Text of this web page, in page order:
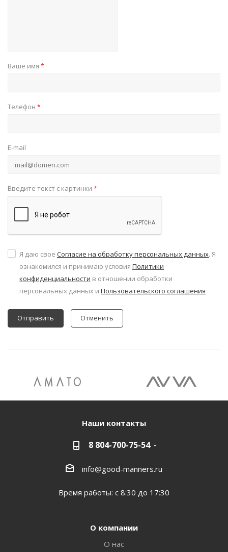
Ваше имя *
Телефон *
E-mail
Введите текст с картинки *
Я даю свое Согласие на обработку персональных данных. Я
ознакомился и принимаю условия Политики
конфиденциальности в отношении обработки
персональных данных и Пользовательского соглашения
Отменить
Наши контакты
8 804-700-75-54
info@good-manners.ru
Время работы: с 8:30 до 17:30
О компании
О нас